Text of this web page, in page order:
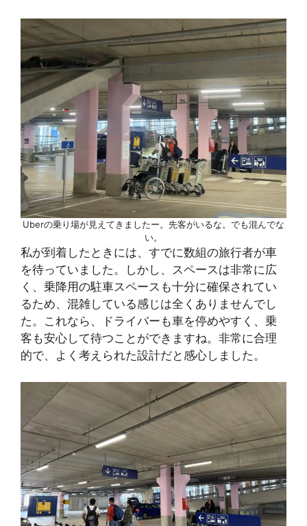
Uberの乗り場が見えてきましたー。先客がいるな。でも混んでな
い。
私が到着したときには、すでに数組の旅行者が車
を待っていました。しかし、スペースは非常に広
く、乗降用の駐車スペースも十分に確保されてい
るため、混雑している感じは全くありませんでし
た。これなら、ドライバーも車を停めやすく、乗
客も安心して待つことができますね。非常に合理
的で、よく考えられた設計だと感心しました。